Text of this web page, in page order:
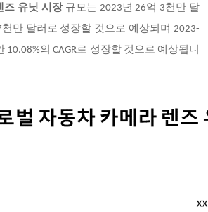
즈 유닛 시장 규모는 2023년 26억 3천만 달
만 달러로 성장할 것으로 예상되며 2023-
10.08%의 CAGR로 성장할 것으로 예상됩니